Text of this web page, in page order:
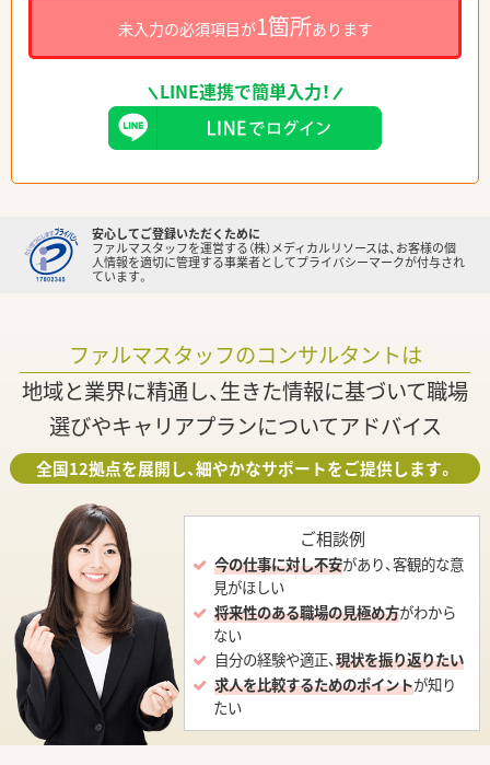
未入力の必須項目が1箇所あります
LINE連携で簡単入力！
安心してご登録いただくために
ファルマスタッフを運営する（株）メディカルリソースは、お客様の個
人情報を適切に管理する事業者としてプライバシーマークが付与され
ています。
ファルマスタッフのコンサルタントは
地域と業界に精通し、生きた情報に基づいて職場
選びやキャリアプランについてアドバイス
全国12拠点を展開し、細やかなサポートをご提供します。
ご相談例
今の仕事に対し不安があり、客観的な意
見がほしい
将来性のある職場の見極め方がわから
ない
自分の経験や適正、現状を振り返りたい
求人を比較するためのポイントが知り
たい